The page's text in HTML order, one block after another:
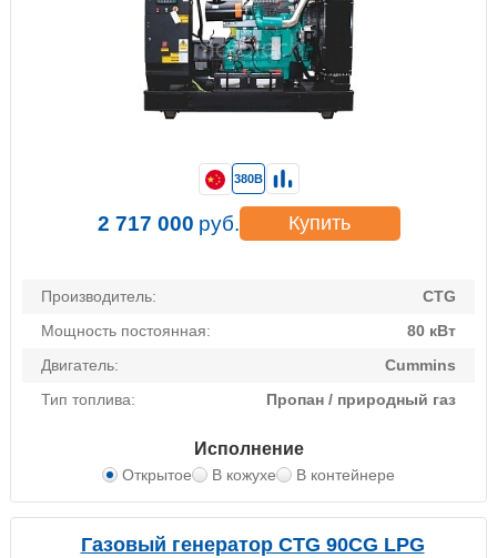
Производитель:
CTG
Мощность постоянная:
80 кВт
Двигатель:
Cummins
Тип топлива:
Пропан / природный газ
Исполнение
Открытое В кожухе В контейнере
380В
2 717 000 руб. Купить
Газовый генератор CTG 90CG LPG